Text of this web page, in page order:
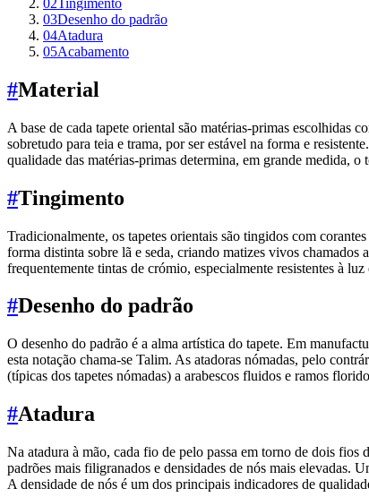
03Desenho do padrão
04Atadura
05Acabamento
#Material
A base de cada tapete oriental são matérias-primas
sobretudo para teia e trama, por ser estável na forma e
qualidade das matérias-primas determina, em grande medida,
#Tingimento
Tradicionalmente, os tapetes orientais são tingidos com
forma distinta sobre lã e seda, criando matizes vivos
frequentemente tintas de crómio, especialmente resistentes à luz
#Desenho do padrão
O desenho do padrão é a alma artística do tapete. Em
esta notação chama-se Talim. As atadoras nómadas, pelo
(típicas dos tapetes nómadas) a arabescos fluidos e ramos
#Atadura
Na atadura à mão, cada fio de pelo passa em torno de dois
padrões mais filigranados e densidades de nós mais elevadas.
A densidade de nós é um dos principais indicadores de